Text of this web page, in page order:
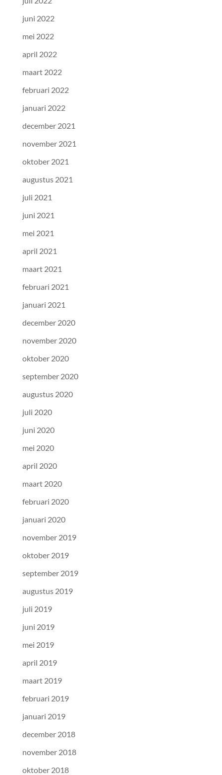
juni 2022
mei 2022
april 2022
maart 2022
februari 2022
januari 2022
december 2021
november 2021
oktober 2021
augustus 2021
juli 2021
juni 2021
mei 2021
april 2021
maart 2021
februari 2021
januari 2021
december 2020
november 2020
oktober 2020
september 2020
augustus 2020
juli 2020
juni 2020
mei 2020
april 2020
maart 2020
februari 2020
januari 2020
november 2019
oktober 2019
september 2019
augustus 2019
juli 2019
juni 2019
mei 2019
april 2019
maart 2019
februari 2019
januari 2019
december 2018
november 2018
oktober 2018